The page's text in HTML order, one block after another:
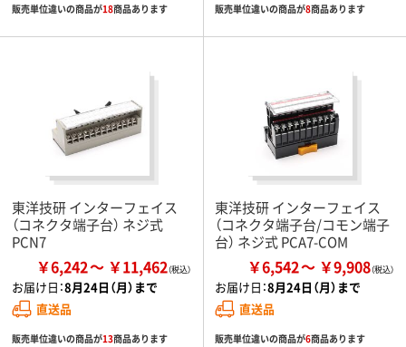
販売単位違いの商品が18商品あります 販売単位違いの商品が8商品あります
東洋技研 インターフェイス
（コネクタ端子台） ネジ式
PCN7
￥6,242 ￥11,462
お届け日：8月24日（月）まで
直送品
販売単位違いの商品が13商品あります
東洋技研 インターフェイス
（コネクタ端子台/コモン端子
台） ネジ式 PCA7-COM
￥6,542 ￥9,908
お届け日：8月24日（月）まで
直送品
販売単位違いの商品が6商品あります